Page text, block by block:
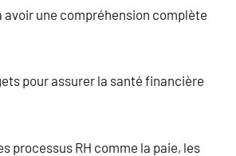
avoir une compréhension complète
pour assurer la santé financière
processus RH comme la paie, les